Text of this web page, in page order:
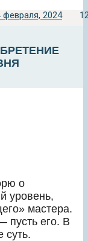
февраля, 2024
о
уровень,
мастера.
пусть его. В
суть.